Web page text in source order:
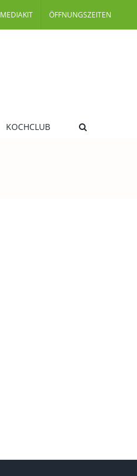
MEDIAKIT ÖFFNUNGSZEITEN
KOCHCLUB